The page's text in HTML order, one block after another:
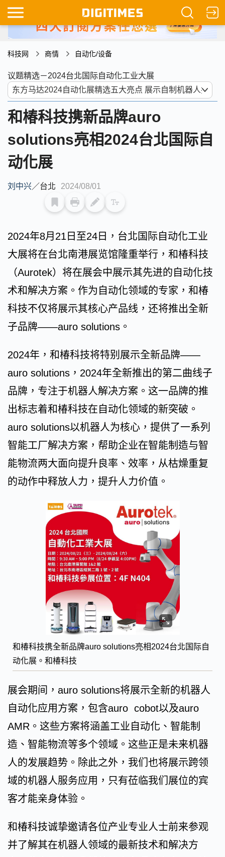
科技网 商情 自动化/设备
议题精选－2024台北国际自动化工业大展
和椿科技携新品牌auro
solutions亮相2024台北国际自
动化展
刘中兴／台北 2024/08/01
2024年8月21日至24日，台北国际自动化工业
大展将在台北南港展览馆隆重举行，和椿科技
（Aurotek）将在展会中展示其先进的自动化技
术和解决方案。作为自动化领域的专家，和椿
科技不仅将展示其核心产品线，还将推出全新
子品牌——auro solutions。
2024年，和椿科技将特别展示全新品牌——
auro solutions，2024年全新推出的第二曲线子
品牌，专注于机器人解决方案。这一品牌的推
出标志着和椿科技在自动化领域的新突破。
auro solutions以机器人为核心，提供了一系列
智能工厂解决方案，帮助企业在智能制造与智
能物流两大面向提升良率、效率，从枯燥重复
的动作中释放人力，提升人力价值。
和椿科技携全新品牌auro solutions亮相2024台北国际自
动化展。和椿科技
展会期间，auro solutions将展示全新的机器人
自动化应用方案，包含auro cobot以及auro
AMR。这些方案将涵盖工业自动化、智能制
造、智能物流等多个领域。这些正是未来机器
人的发展趋势。除此之外，我们也将展示跨领
域的机器人服务应用，只有莅临我们展位的宾
客才能亲身体验。
和椿科技诚挚邀请各位产业专业人士前来参观
并了解其在机器人领域的最新技术和解决方